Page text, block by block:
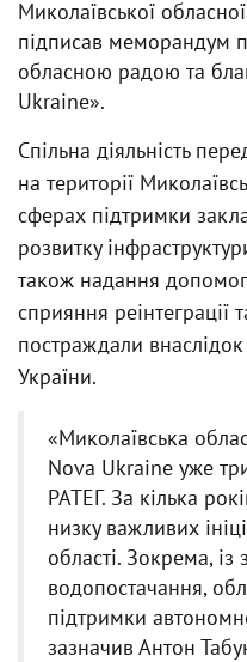
Миколаївської
підписав меморандум
обласною радою та
Ukraine».
Спільна діяльність
на території
сферах підтримки
розвитку
також надання
сприяння реінтеграції
постраждали
України.
«Миколаївська
Nova Ukraine уже
РАТЕГ. За кілька
низку важливих
області. Зокрема, із
водопостачання,
підтримки
зазначив Антон